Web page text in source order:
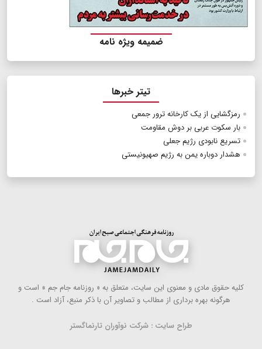
ضمیمه ویژه نامه
تیتر خبرها
رمزگشایی از یک کارخانه ترور جمعی
بار سکوت عربی بر دوش مقاومت
تسریع نابودی رژیم جعلی
هشدار دوباره یمن به رژیم صهیونیستی
كلیه حقوق مادی و معنوی این سایت، متعلق به « روزنامه جام جم » است و
هرگونه بهره ‌برداری از مطالب و تصاویر آن با ذكر منبع، آزاد است .
طراح سایت : شرکت نوآوران تارنماگستر